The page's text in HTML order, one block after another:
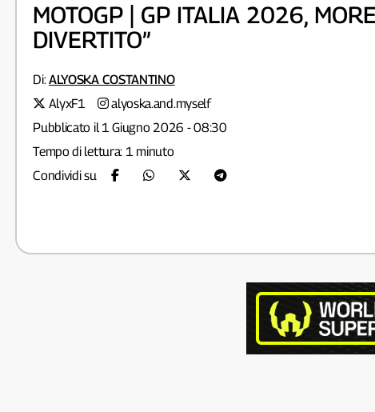
MOTOGP | GP ITALIA 2026,
DIVERTITO”
Di:ALYOSKA COSTANTINO
AlyxF1
alyoska.and.myself
Pubblicato il 1 Giugno 2026 - 08:30
Tempo di lettura: 1 minuto
Condividi su